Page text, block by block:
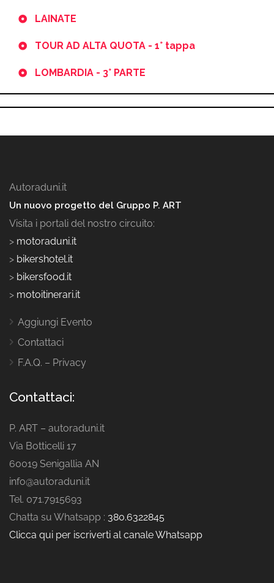
LAINATE
TOUR AD ALTA QUOTA - 1° tappa
LOMBARDIA - 3° PARTE
Autoraduni.it
Un nuovo progetto del Gruppo P. ART
Visita i portali del nostro circuito:
> motoraduni.it
> bikershotel.it
> bikersfood.it
> motoitinerari.it
Aggiungi Evento
Contattaci
F.A.Q. – Privacy
Contattaci:
P. ART – autoraduni.it
Via Botticelli 17
60019 Senigallia AN
info@autoraduni.it
Tel. 071.7915693
Chatta su Whatsapp : 380.6322845
Clicca qui per iscriverti al canale Whatsapp